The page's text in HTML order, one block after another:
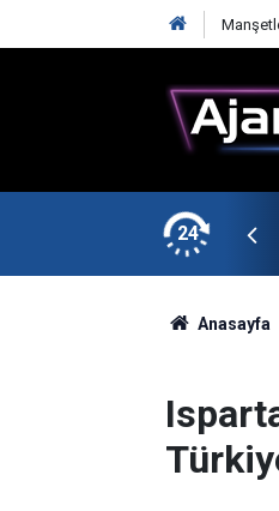
24
Maçıyla Başlıyor
Anasayfa